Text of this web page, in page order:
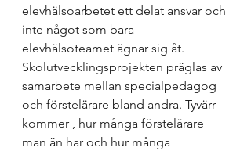
elevhälsoarbetet ett delat ansvar och
inte något som bara
elevhälsoteamet ägnar sig åt.
Skolutvecklingsprojekten präglas av
samarbete mellan specialpedagog
och förstelärare bland andra. Tyvärr
kommer , hur många förstelärare
man än har och hur många